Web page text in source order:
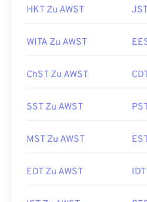
HKT Zu AWST
WITA Zu AWST
ChST Zu AWST
SST Zu AWST
MST Zu AWST
EDT Zu AWST